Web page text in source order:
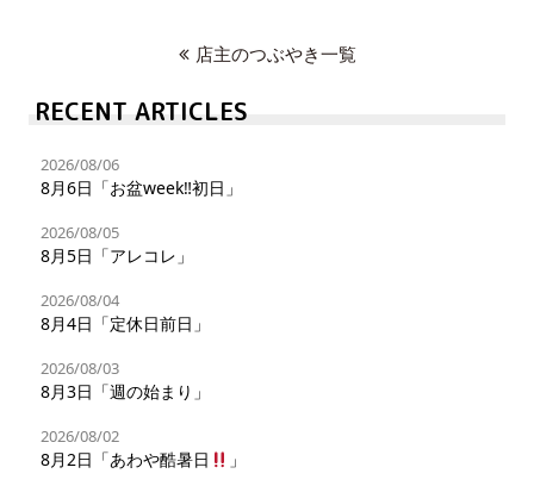
店主のつぶやき一覧
RECENT ARTICLES
2026/08/06
8月6日「お盆week‼︎初日」
2026/08/05
8月5日「アレコレ」
2026/08/04
8月4日「定休日前日」
2026/08/03
8月3日「週の始まり」
2026/08/02
8月2日「あわや酷暑日 」